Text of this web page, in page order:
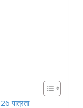
पात्रता